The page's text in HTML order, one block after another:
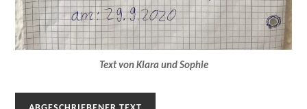
Text von Klara und Sophie